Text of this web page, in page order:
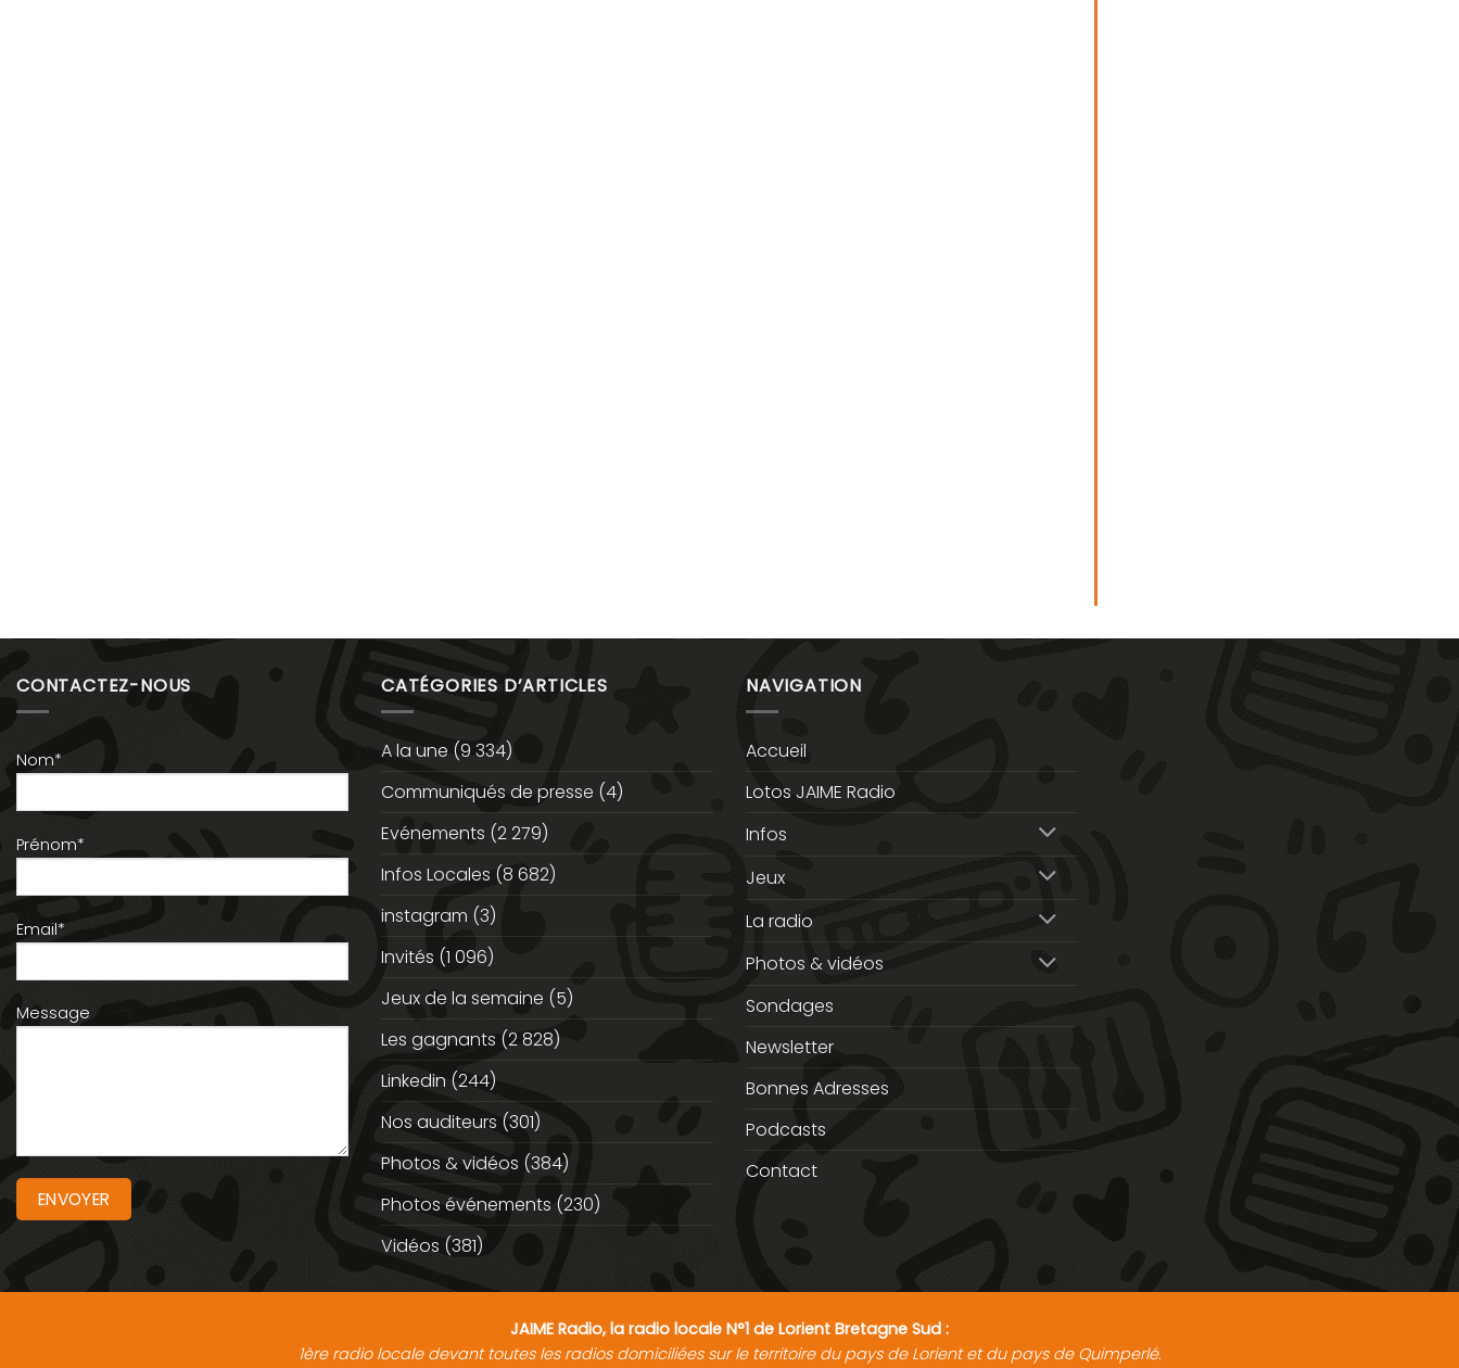
CONTACTEZ-NOUS
Nom*
Prénom*
Email*
Message
CATÉGORIES D’ARTICLES
A la une (9 334)
Communiqués de presse (4)
Evénements (2 279)
Infos Locales (8 682)
instagram (3)
Invités (1 096)
Jeux de la semaine (5)
Les gagnants (2 828)
Linkedin (244)
Nos auditeurs (301)
Photos & vidéos (384)
Photos événements (230)
Vidéos (381)
NAVIGATION
Accueil
Lotos JAIME Radio
Infos
Jeux
La radio
Photos & vidéos
Sondages
Newsletter
Bonnes Adresses
Podcasts
Contact
JAIME Radio, la radio locale N°1 de Lorient Bretagne Sud :
1ère radio locale devant toutes les radios domiciliées sur le territoire du pays de Lorient et du pays de Quimperlé.